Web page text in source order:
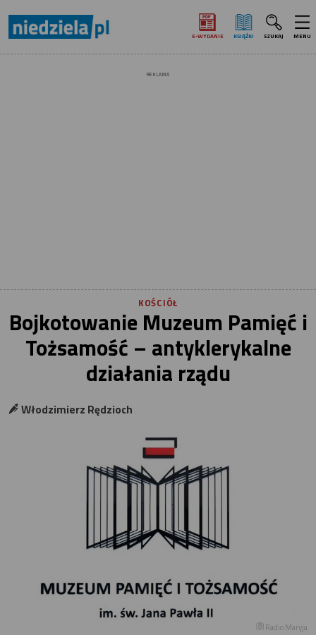
E‑WYDANIE KSIĄŻKI SZUKAJ MENU
REKLAMA
KOŚCIÓŁ
Bojkotowanie Muzeum Pamięć i
Tożsamość – antyklerykalne
działania rządu
Włodzimierz Rędzioch
Radio Maryja